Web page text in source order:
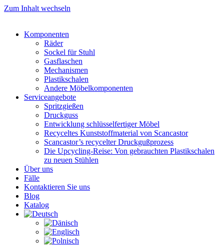
Zum Inhalt wechseln
Komponenten
Räder
Sockel für Stuhl
Gasflaschen
Mechanismen
Plastikschalen
Andere Möbelkomponenten
Serviceangebote
Spritzgießen
Druckguss
Entwicklung schlüsselfertiger Möbel
Recyceltes Kunststoffmaterial von Scancastor
Scancastor’s recycelter Druckgußprozess
Die Upcycling-Reise: Von gebrauchten Plastikschalen
zu neuen Stühlen
Über uns
Fälle
Kontaktieren Sie uns
Blog
Katalog